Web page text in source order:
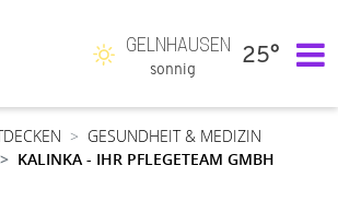
GELNHAUSEN
sonnig
25°
GESUNDHEIT & MEDIZIN
KALINKA - IHR PFLEGETEAM GMBH